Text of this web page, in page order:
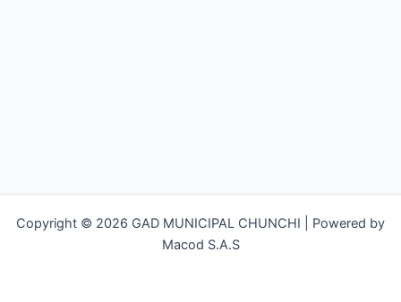
Copyright © 2026 GAD MUNICIPAL CHUNCHI | Powered by
Macod S.A.S